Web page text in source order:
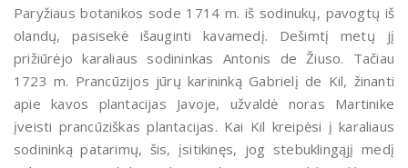
Paryžiaus botanikos sode 1714 m. iš sodinukų, pavogtų iš
olandų, pasisekė išauginti kavamedį. Dešimtį metų jį
prižiūrėjo karaliaus sodininkas Antonis de Žiuso. Tačiau
1723 m. Prancūzijos jūrų karininką Gabrielį de Kil, žinanti
apie kavos plantacijas Javoje, užvaldė noras Martinike
įveisti prancūziškas plantacijas. Kai Kil kreipėsi į karaliaus
sodininką patarimų, šis, įsitikinęs, jog stebuklingąjį medį